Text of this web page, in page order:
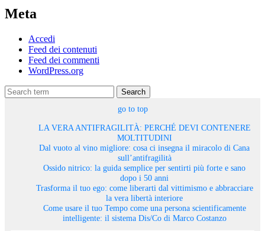
Meta
Accedi
Feed dei contenuti
Feed dei commenti
WordPress.org
Search
go to top
LA VERA ANTIFRAGILITÀ: PERCHÉ DEVI CONTENERE
MOLTITUDINI
Dal vuoto al vino migliore: cosa ci insegna il miracolo di Cana
sull’antifragilità
Ossido nitrico: la guida semplice per sentirti più forte e sano
dopo i 50 anni
Trasforma il tuo ego: come liberarti dal vittimismo e abbracciare
la vera libertà interiore
Come usare il tuo Tempo come una persona scientificamente
intelligente: il sistema Dis/Co di Marco Costanzo